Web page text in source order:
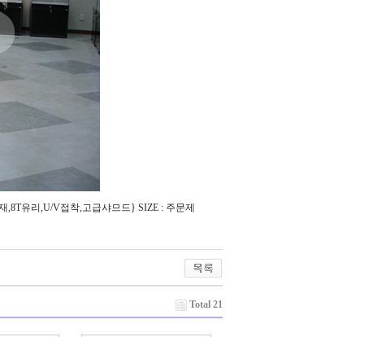
유리,U/V접착,고급샤므드} SIZE : 주문제
Total 21